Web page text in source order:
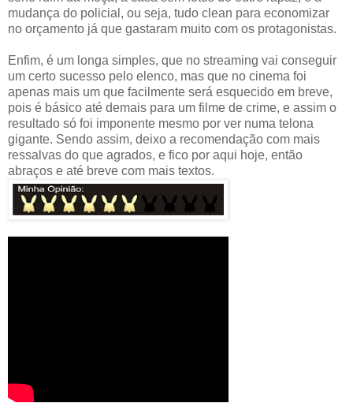
mudança do policial, ou seja, tudo clean para economizar
no orçamento já que gastaram muito com os protagonistas.
Enfim, é um longa simples, que no streaming vai conseguir
um certo sucesso pelo elenco, mas que no cinema foi
apenas mais um que facilmente será esquecido em breve,
pois é básico até demais para um filme de crime, e assim o
resultado só foi imponente mesmo por ver numa telona
gigante. Sendo assim, deixo a recomendação com mais
ressalvas do que agrados, e fico por aqui hoje, então
abraços e até breve com mais textos.